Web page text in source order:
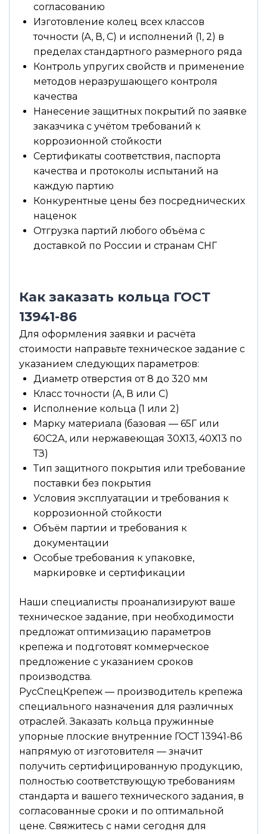
согласованию
Изготовление колец всех классов
точности (А, В, С) и исполнений (1, 2) в
пределах стандартного размерного ряда
Контроль упругих свойств и применение
методов неразрушающего контроля
качества
Нанесение защитных покрытий по заявке
заказчика с учётом требований к
коррозионной стойкости
Сертификаты соответствия, паспорта
качества и протоколы испытаний на
каждую партию
Конкурентные цены без посреднических
наценок
Отгрузка партий любого объёма с
доставкой по России и странам СНГ
Как заказать кольца ГОСТ
13941-86
Для оформления заявки и расчёта
стоимости направьте техническое задание с
указанием следующих параметров:
Диаметр отверстия от 8 до 320 мм
Класс точности (А, В или С)
Исполнение кольца (1 или 2)
Марку материала (базовая — 65Г или
60С2А, или нержавеющая 30Х13, 40Х13 по
ТЗ)
Тип защитного покрытия или требование
поставки без покрытия
Условия эксплуатации и требования к
коррозионной стойкости
Объём партии и требования к
документации
Особые требования к упаковке,
маркировке и сертификации
Наши специалисты проанализируют ваше
техническое задание, при необходимости
предложат оптимизацию параметров
крепежа и подготовят коммерческое
предложение с указанием сроков
производства.
РусСпецКрепеж — производитель крепежа
специального назначения для различных
отраслей. Заказать кольца пружинные
упорные плоские внутренние ГОСТ 13941-86
напрямую от изготовителя — значит
получить сертифицированную продукцию,
полностью соответствующую требованиям
стандарта и вашего технического задания, в
согласованные сроки и по оптимальной
цене. Свяжитесь с нами сегодня для